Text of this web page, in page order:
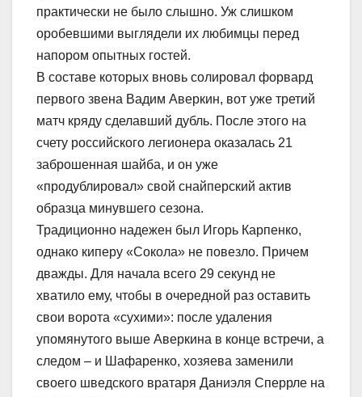
практически не было слышно. Уж слишком
оробевшими выглядели их любимцы перед
напором опытных гостей.
В составе которых вновь солировал форвард
первого звена Вадим Аверкин, вот уже третий
матч кряду сделавший дубль. После этого на
счету российского легионера оказалась 21
заброшенная шайба, и он уже
«продублировал» свой снайперский актив
образца минувшего сезона.
Традиционно надежен был Игорь Карпенко,
однако киперу «Сокола» не повезло. Причем
дважды. Для начала всего 29 секунд не
хватило ему, чтобы в очередной раз оставить
свои ворота «сухими»: после удаления
упомянутого выше Аверкина в конце встречи, а
следом – и Шафаренко, хозяева заменили
своего шведского вратаря Даниэля Сперрле на